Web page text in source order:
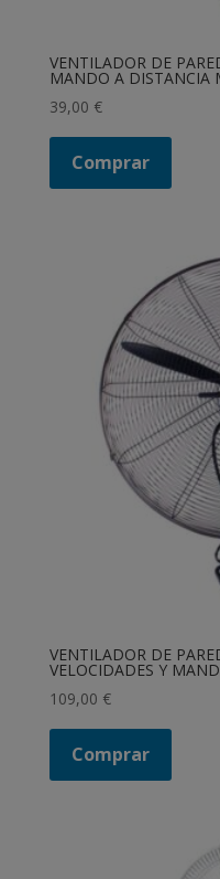
VENTILADOR DE
MANDO A DISTANCIA
39,00 €
Comprar
VENTILADOR DE
VELOCIDADES Y
109,00 €
Comprar